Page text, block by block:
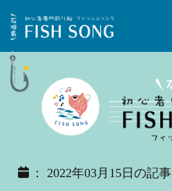
： 2022年03月15日の記事